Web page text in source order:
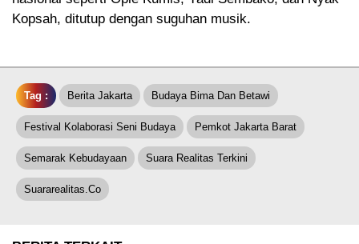
Kopsah, ditutup dengan suguhan musik.
Tag : Berita Jakarta Budaya Bima Dan Betawi
Festival Kolaborasi Seni Budaya Pemkot Jakarta Barat
Semarak Kebudayaan Suara Realitas Terkini
Suararealitas.co